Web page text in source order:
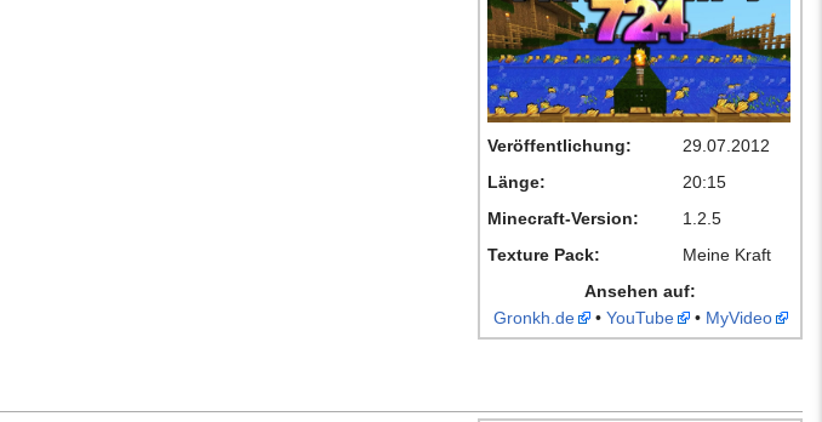
Veröffentlichung:
29.07.2012
Länge:
20:15
Minecraft-Version:
1.2.5
Texture Pack:
Meine Kraft
Ansehen auf:
Gronkh.de
• YouTube • MyVideo